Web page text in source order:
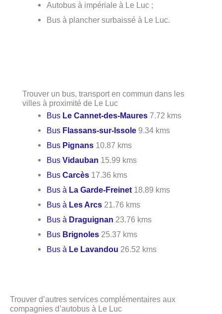
Autobus à impériale à Le Luc ;
Bus à plancher surbaissé à Le Luc.
Trouver un bus, transport en commun dans les
villes à proximité de Le Luc
Bus Le Cannet-des-Maures 7.72 kms
Bus Flassans-sur-Issole 9.34 kms
Bus Pignans 10.87 kms
BusVidauban 15.99 kms
BusCarcès 17.36 kms
Bus à La Garde-Freinet 18.89 kms
Bus à Les Arcs 21.76 kms
Bus à Draguignan 23.76 kms
Bus Brignoles 25.37 kms
Bus à Le Lavandou 26.52 kms
Trouver d’autres services complémentaires aux
compagnies d’autobus à Le Luc